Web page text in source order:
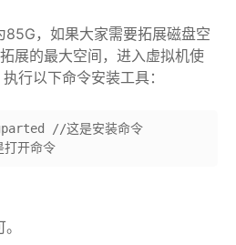
85G，如果大家需要拓展磁盘空
展的最大空间，进入虚拟机使
行以下命令安装工具：
//这是安装命令